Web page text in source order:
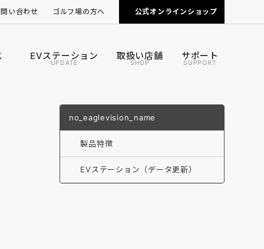
い合わせ ゴルフ場の方へ
カートナビの導入について
公式オンラインショップ
EVステーション
UPDATE
取扱い店舗
SHOP
サポート
SUPPORT
no_eaglevision_name
製品特徴
EVステーション（データ更新）